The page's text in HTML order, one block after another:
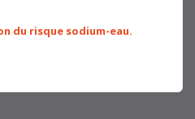
du risque sodium-eau.